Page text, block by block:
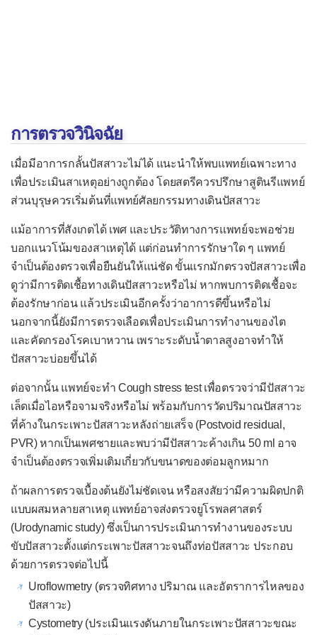
การตรวจวินิจฉัย
เมื่อมีอาการกลั้นปัสสาวะไม่ได้ แนะนำให้พบแพทย์เฉพาะทาง
เพื่อประเมินสาเหตุอย่างถูกต้อง โดยสตรีควรปรึกษาสูตินรีแพทย์
ส่วนบุรุษควรเริ่มต้นที่แพทย์ศัลยกรรมทางเดินปัสสาวะ
แม้อาการที่สังเกตได้ เพศ และประวัติทางการแพทย์จะพอช่วย
บอกแนวโน้มของสาเหตุได้ แต่ก่อนทำการรักษาใด ๆ แพทย์
จำเป็นต้องตรวจเพื่อยืนยันให้แน่ชัด ขั้นแรกมักตรวจปัสสาวะเพื่อ
ดูว่ามีการติดเชื้อทางเดินปัสสาวะหรือไม่ หากพบการติดเชื้อจะ
ต้องรักษาก่อน แล้วประเมินอีกครั้งว่าอาการดีขึ้นหรือไม่
นอกจากนี้ยังมีการตรวจเลือดเพื่อประเมินการทำงานของไต
และคัดกรองโรคเบาหวาน เพราะระดับน้ำตาลสูงอาจทำให้
ปัสสาวะบ่อยขึ้นได้
ต่อจากนั้น แพทย์จะทำ Cough stress test เพื่อตรวจว่ามีปัสสาวะ
เล็ดเมื่อไอหรือจามจริงหรือไม่ พร้อมกับการวัดปริมาณปัสสาวะ
ที่ค้างในกระเพาะปัสสาวะหลังถ่ายเสร็จ (Postvoid residual,
PVR) หากเป็นเพศชายและพบว่ามีปัสสาวะค้างเกิน 50 ml อาจ
จำเป็นต้องตรวจเพิ่มเติมเกี่ยวกับขนาดของต่อมลูกหมาก
ถ้าผลการตรวจเบื้องต้นยังไม่ชัดเจน หรือสงสัยว่ามีความผิดปกติ
แบบผสมหลายสาเหตุ แพทย์อาจส่งตรวจยูโรพลศาสตร์
(Urodynamic study) ซึ่งเป็นการประเมินการทำงานของระบบ
ขับปัสสาวะตั้งแต่กระเพาะปัสสาวะจนถึงท่อปัสสาวะ ประกอบ
ด้วยการตรวจต่อไปนี้
Uroflowmetry (ตรวจทิศทาง ปริมาณ และอัตราการไหลของ
ปัสสาวะ)
Cystometry (ประเมินแรงดันภายในกระเพาะปัสสาวะขณะ